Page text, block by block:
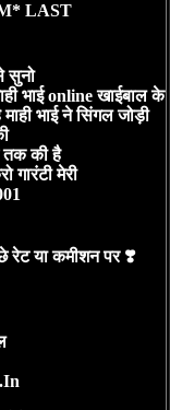
LAST
सुनो
भाई online खाईबाल के
माही भाई ने सिंगल जोड़ी
तक की है
गारंटी मेरी
रेट या कमीशन पर ❣️